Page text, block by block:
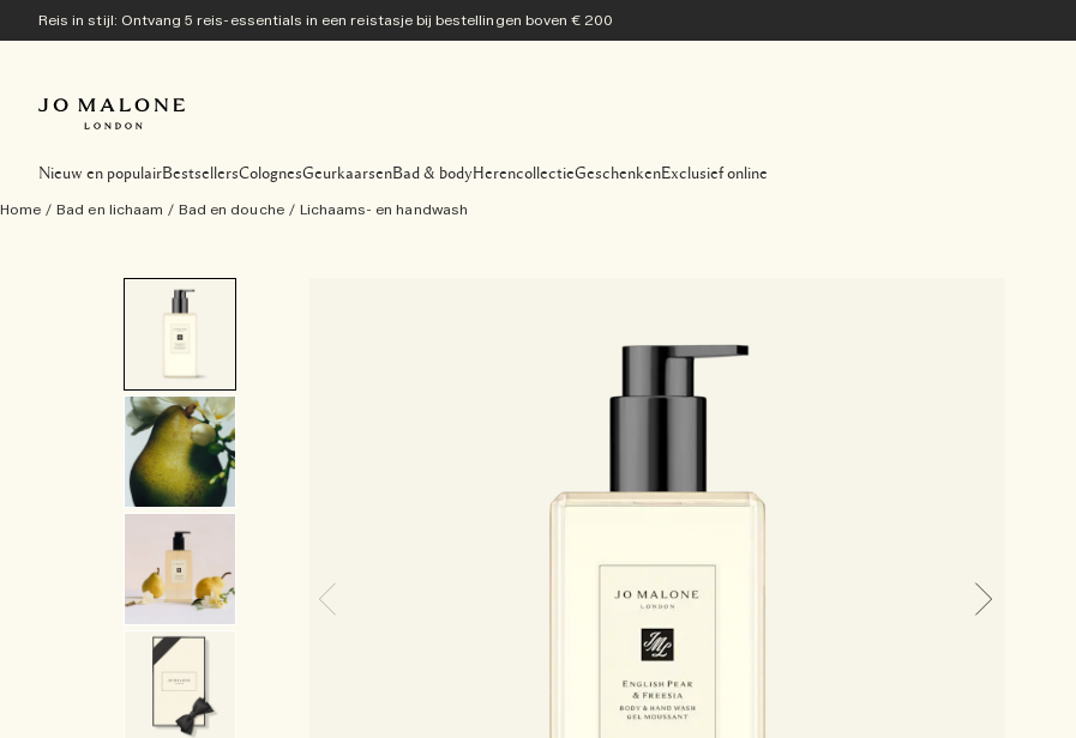
Reis in stijl: Ontvang 5 reis-essentials in een reistasje bij bestellingen boven € 200
Nieuw en populairBestsellersColognesGeurkaarsenBad & bodyHerencollectieGeschenkenExclusief online
Home / Bad en lichaam / Bad en douche / Lichaams- en handwash